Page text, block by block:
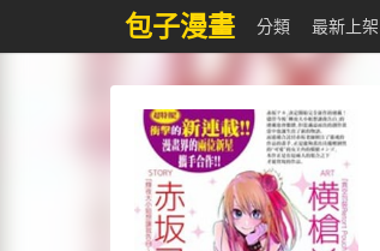
包子漫畫 分類 最新上架